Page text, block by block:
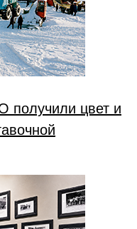
получили цвет и